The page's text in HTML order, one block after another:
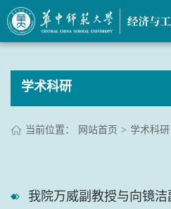
学术科研
当前位置： 网站首页 > 学术科研